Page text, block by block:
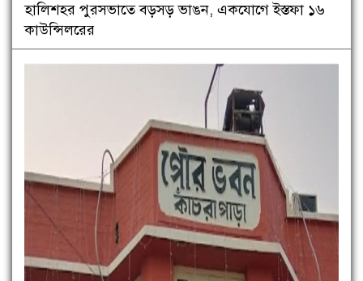
হালিশহর পুরসভাতে বড়সড় ভাঙন, একযোগে ইস্তফা ১৬
কাউন্সিলরের